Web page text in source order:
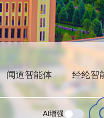
闻道智能体 经纶智
AI增强